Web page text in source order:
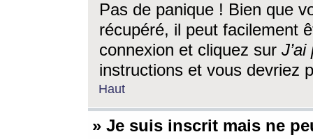
Pas de panique ! Bien que
récupéré, il peut facilement
connexion et cliquez sur
instructions et vous devriez
Haut
» Je suis inscrit mais ne